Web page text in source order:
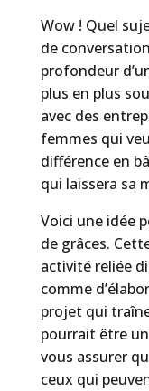
Wow ! Quel
de
profondeur
plus en plus
avec des
femmes qui
différence en
qui laissera sa
Voici une idée
de grâces.
activité reliée
comme
projet qui
pourrait être
vous assurer
ceux qui